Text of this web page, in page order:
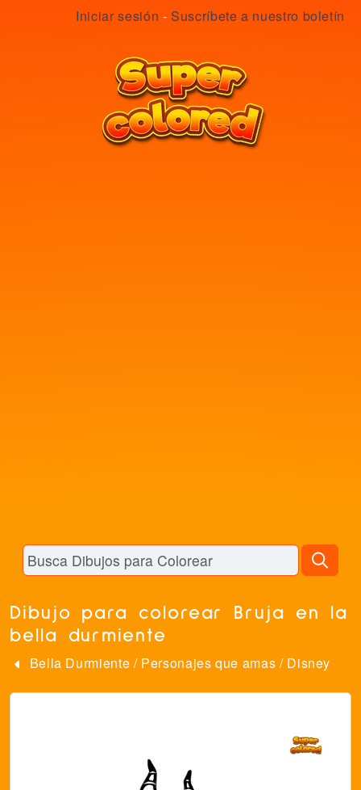
Iniciar sesión -Suscríbete a nuestro boletín
Dibujo para colorear Bruja en la
bella durmiente
Bella Durmiente / Personajes que amas / Disney